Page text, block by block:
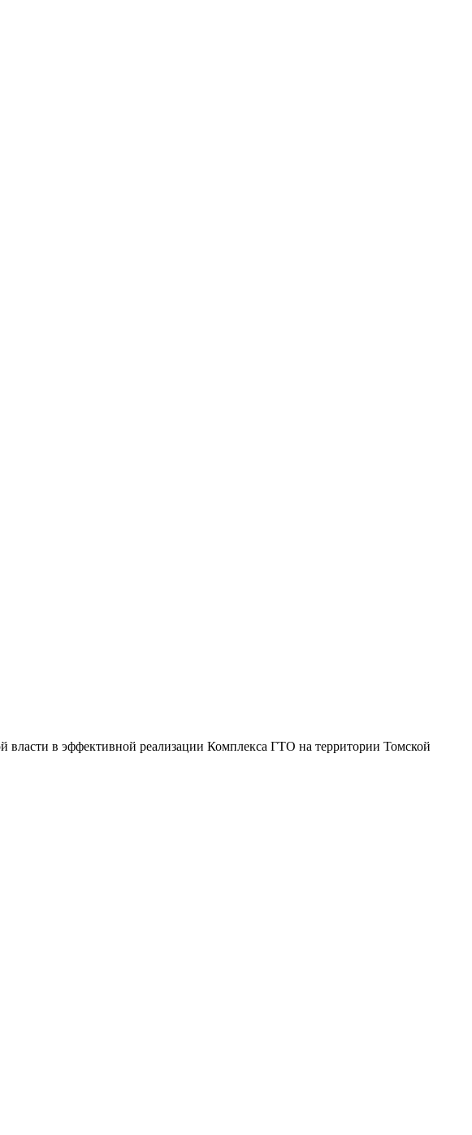
власти в эффективной реализации Комплекса ГТО на территории Томской